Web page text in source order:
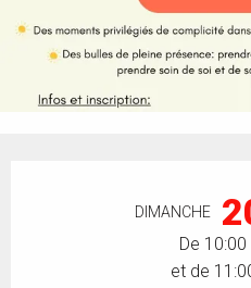
DIMANCHE
De
et de